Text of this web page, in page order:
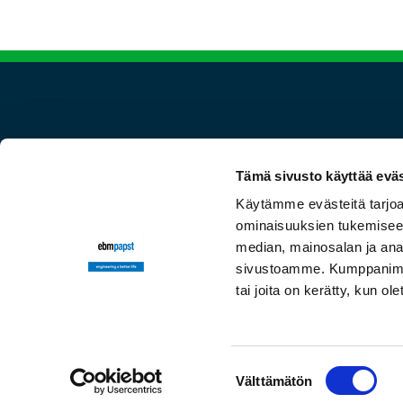
Tämä sivusto käyttää
Käytämme evästeitä
ominaisuuksien
median, mainosalan ja
sivustoamme.
tai joita on kerätty, kun
valinta
Välttämätön
© 2026 ebm-papst Oy